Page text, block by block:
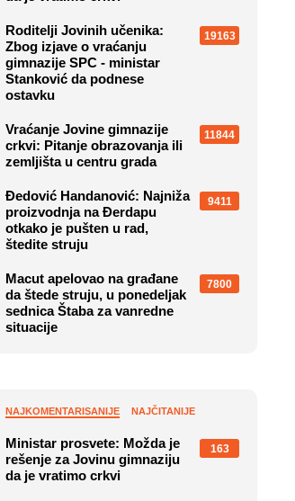
Roditelji Jovinih učenika:
Zbog izjave o vraćanju
gimnazije SPC - ministar
Stanković da podnese
ostavku
19163
Vraćanje Jovine gimnazije
crkvi: Pitanje obrazovanja ili
zemljišta u centru grada
11844
Đedović Handanović: Najniža
proizvodnja na Đerdapu
otkako je pušten u rad,
štedite struju
9411
Macut apelovao na građane
da štede struju, u ponedeljak
sednica Štaba za vanredne
situacije
7800
NAJKOMENTARISANIJE NAJČITANIJE
Ministar prosvete: Možda je
rešenje za Jovinu gimnaziju
da je vratimo crkvi
163